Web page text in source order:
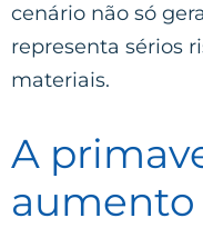
cenário não só
representa sérios
materiais.
A
aumento